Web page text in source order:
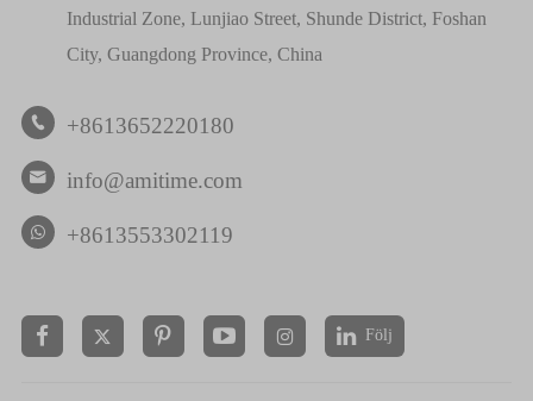
Industrial Zone, Lunjiao Street, Shunde District, Foshan
City, Guangdong Province, China
 +8613652220180
 info@amitime.com
+8613553302119
  Följ